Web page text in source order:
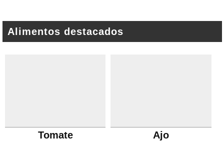
Alimentos destacados
Tomate Ajo